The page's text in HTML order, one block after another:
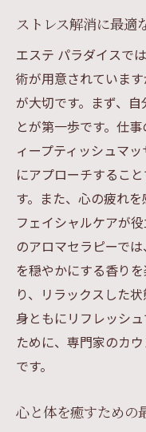
美容ケアと
心の安らぎ
エステパラ
入れる
訪れるたび
エステパラダイ
ラクゼーション
自宅で簡単
日常生活で
エステパラ
ア
忙しい人の
心と体を癒
ストレス解消に最適
エステ パラダイスで
術が用意されていま
が大切です。まず、
とが第一歩です。仕
ィープティッシュマ
にアプローチするこ
す。また、心の疲れ
フェイシャルケアが
のアロマセラピーで
を穏やかにする香り
り、リラックスした
身ともにリフレッシ
ために、専門家のカ
です。
心と体を癒すための